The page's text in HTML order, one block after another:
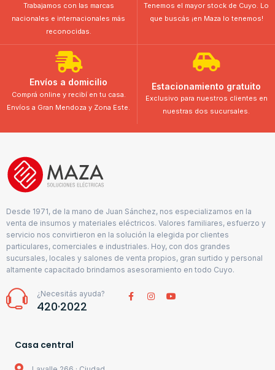
Trabajamos con las marcas
nacionales e internacionales más
reconocidas.
Tenemos el mayor stock de Cuyo. Lo
que buscás ¡en Maza lo tenemos!
Envíos a domicilio
Comprá online y recibí en tu casa.
Envíos a Gran Mendoza y Zona Este.
Estacionamiento gratuito
Exclusivo para nuestros clientes en
nuestras dos sucursales.
Desde 1971, de la mano de Juan Sánchez, nos especializamos en la
venta de insumos y materiales eléctricos. Valores familiares, esfuerzo y
servicio nos convirtieron en la solución la elegida por clientes
particulares, comerciales e industriales. Hoy, con dos grandes
sucursales, locales y salones de venta propios, gran surtido y personal
altamente capacitado brindamos asesoramiento en todo Cuyo.
¿Necesitás ayuda?
420·2022
Casa central